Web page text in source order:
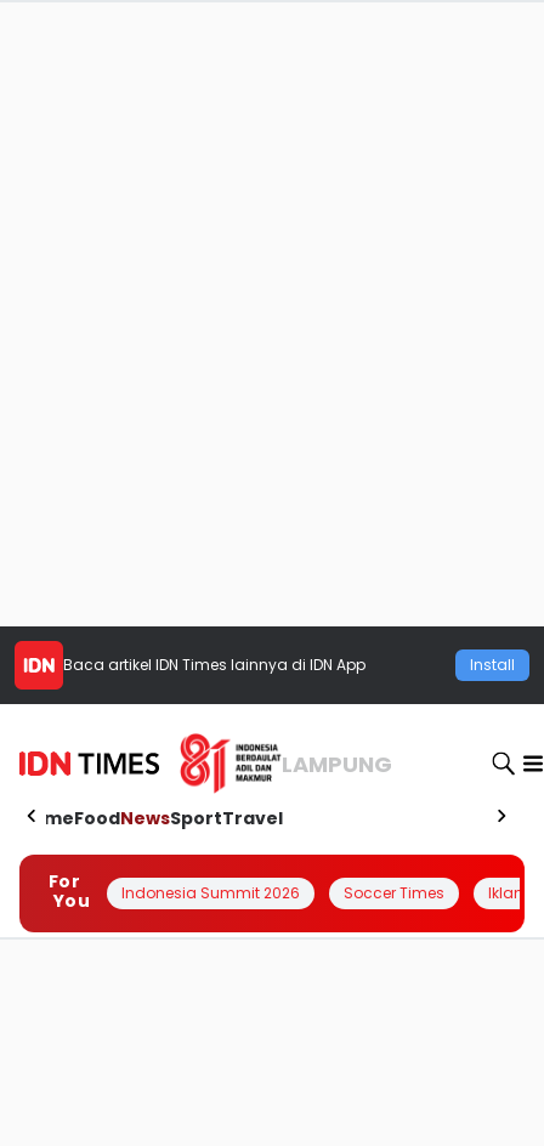
Baca artikel IDN Times lainnya di IDN App Install
LAMPUNG
HomeFoodNewsSportTravel
For
You
Indonesia Summit 2026 Soccer Times Iklanin